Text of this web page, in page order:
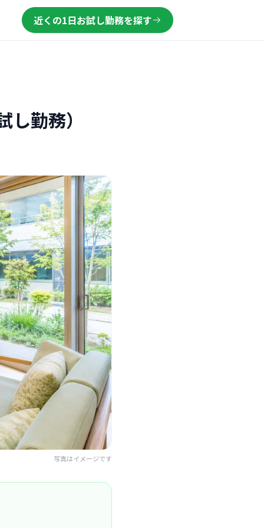
近くの1日お試し勤務を探す
勤務）
写真はイメージです